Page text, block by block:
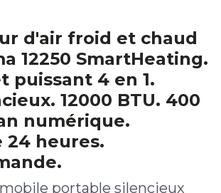
d'air froid et chaud
12250 SmartHeating.
puissant 4 en 1.
12000 BTU. 400
numérique.
24 heures.
portable silencieux